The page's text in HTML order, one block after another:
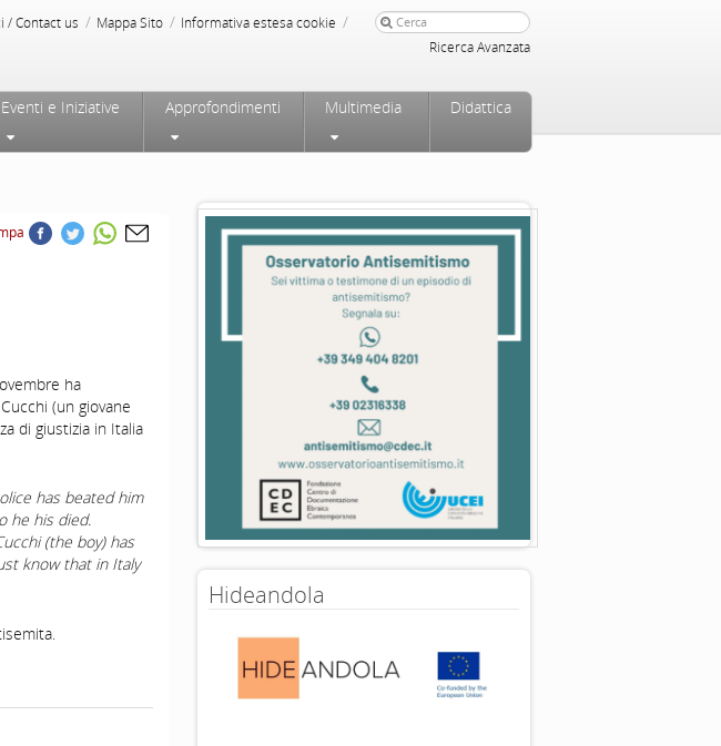
/ Contact us / Mappa Sito / Informativa estesa cookie /
Ricerca Avanzata
Eventi e Iniziative Approfondimenti Multimedia Didattica
ha
(un giovane
di giustizia in Italia
has beated him
he his died.
(the boy) has
know that in Italy
Hideandola